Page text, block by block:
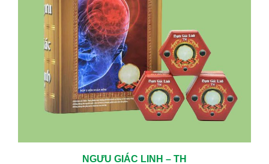
NGƯU GIÁC LINH – TH